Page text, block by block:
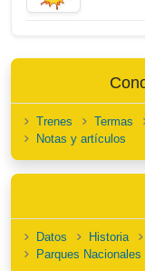
Trenes Termas
Notas y artículos
Datos Historia
Parques Nacionales